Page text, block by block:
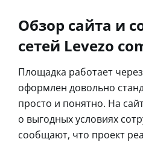
Обзор сайта и
сетей Levezo
Площадка работает
оформлен довольно
просто и понятно. На
о выгодных условиях
сообщают, что проект